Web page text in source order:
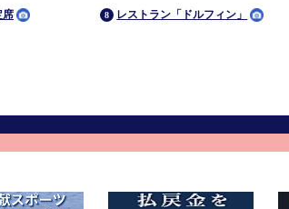
席 レストラン「ドルフィン」